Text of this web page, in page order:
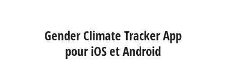
Gender Climate Tracker App
pour iOS et Android